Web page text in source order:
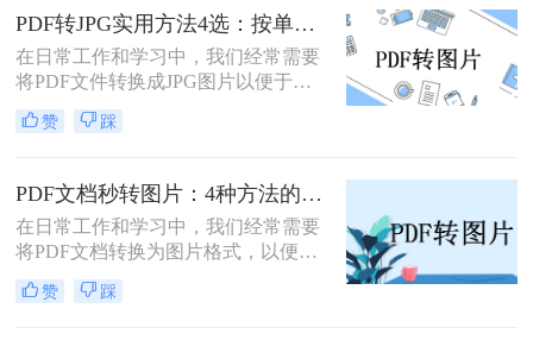
式，以便更方便地进行编辑、分享或
嵌入到其他文档中。那么如何免费将
pdf转换成图片呢？本文将介绍几种免
费将PDF转换成图片的方法，并详细
解释其操作步骤和注意事项。
PDF转JPG实用方法4选：按单页/多页/批量场景分别推荐！
在日常工作和学习中，我们经常需要
将PDF文件转换成JPG图片以便于浏
览、分享或编辑。PDF（Portable
Document Format）作为一种文档格
保护机制著称，但在某些情况下，我
们更希望将其转换为JPG（Joint
Photographic Experts Group）格式的图
片文件。那么如何把pdf怎么转换成
jpg图片呢？本文将介绍几种实用的方
法，帮助您轻松实现PDF到JPG的转
赞 踩
PDF文档秒转图片：4种方法的速度和画质实测排名！
在日常工作和学习中，我们经常需要
将PDF文档转换为图片格式，以便于
分享、编辑或满足特定的展示需求。
那么pdf文档怎么变成图片呢？本文将
赞 踩